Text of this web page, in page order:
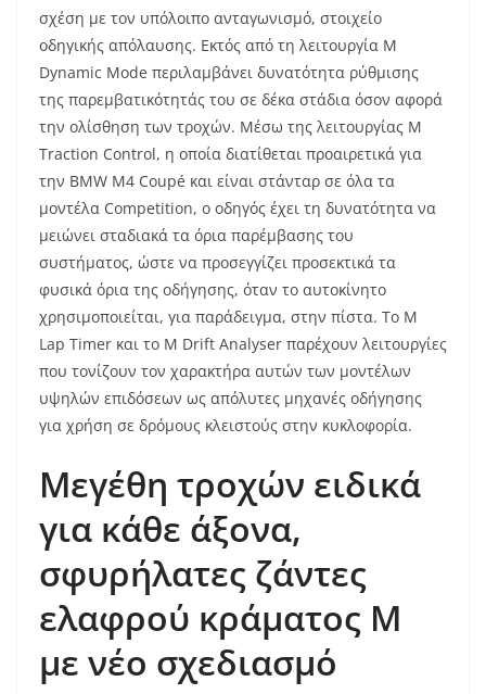
σχέση με τον υπόλοιπο ανταγωνισμό, στοιχείο
οδηγικής απόλαυσης. Εκτός από τη λειτουργία M
Dynamic Mode περιλαμβάνει δυνατότητα ρύθμισης
της παρεμβατικότητάς του σε δέκα στάδια όσον αφορά
την ολίσθηση των τροχών. Μέσω της λειτουργίας M
Traction Control, η οποία διατίθεται προαιρετικά για
την BMW M4 Coupé και είναι στάνταρ σε όλα τα
μοντέλα Competition, ο οδηγός έχει τη δυνατότητα να
μειώνει σταδιακά τα όρια παρέμβασης του
συστήματος, ώστε να προσεγγίζει προσεκτικά τα
φυσικά όρια της οδήγησης, όταν το αυτοκίνητο
χρησιμοποιείται, για παράδειγμα, στην πίστα. Το M
Lap Timer και το M Drift Analyser παρέχουν λειτουργίες
που τονίζουν τον χαρακτήρα αυτών των μοντέλων
υψηλών επιδόσεων ως απόλυτες μηχανές οδήγησης
για χρήση σε δρόμους κλειστούς στην κυκλοφορία.
Μεγέθη τροχών ειδικά
για κάθε άξονα,
σφυρήλατες ζάντες
ελαφρού κράματος M
με νέο σχεδιασμό